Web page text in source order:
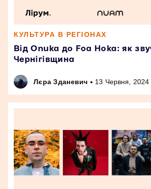
КУЛЬТУРА В РЕГІОНАХ
Від Onuka до Foa Hoka: як
Чернігівщина
Лєра Зданевич • 13 Червня, 2024